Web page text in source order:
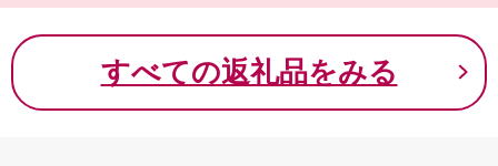
らす場所としても、おいしい街です。
そんな豊かな自然のなかで、ゆっくり、じっくり育てら
れた、黒毛和牛や黒豚を中心とした農畜産物をお礼の特
産品として提供いたします。
すべての返礼品をみる